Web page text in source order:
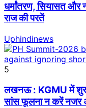
धर्मांतरण, सियासत और
राज की परतें
Uphindinews
5
लखनऊ : KGMU में
सांस फूलना न करें नजर